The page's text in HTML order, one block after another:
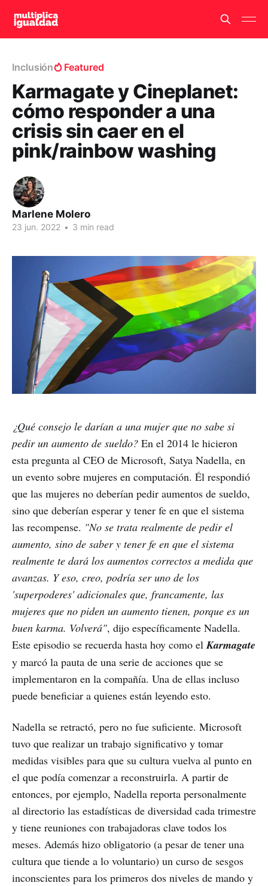
Inclusión Featured
Karmagate y Cineplanet:
cómo responder a una
crisis sin caer en el
pink/rainbow washing
Marlene Molero
23 jun. 2022 • 3 min read
¿Qué consejo le darían a una mujer que no sabe si
pedir un aumento de sueldo? En el 2014 le hicieron
esta pregunta al CEO de Microsoft, Satya Nadella, en
un evento sobre mujeres en computación. Él respondió
que las mujeres no deberían pedir aumentos de sueldo,
sino que deberían esperar y tener fe en que el sistema
las recompense. "No se trata realmente de pedir el
aumento, sino de saber y tener fe en que el sistema
realmente te dará los aumentos correctos a medida que
avanzas. Y eso, creo, podría ser uno de los
'superpoderes' adicionales que, francamente, las
mujeres que no piden un aumento tienen, porque es un
buen karma. Volverá", dijo específicamente Nadella.
Este episodio se recuerda hasta hoy como elKarmagate
y marcó la pauta de una serie de acciones que se
implementaron en la compañía. Una de ellas incluso
puede beneficiar a quienes están leyendo esto.
Nadella se retractó, pero no fue suficiente. Microsoft
tuvo que realizar un trabajo significativo y tomar
medidas visibles para que su cultura vuelva al punto en
el que podía comenzar a reconstruirla. A partir de
entonces, por ejemplo, Nadella reporta personalmente
al directorio las estadísticas de diversidad cada trimestre
y tiene reuniones con trabajadoras clave todos los
meses. Además hizo obligatorio (a pesar de tener una
cultura que tiende a lo voluntario) un curso de sesgos
inconscientes para los primeros dos niveles de mando y